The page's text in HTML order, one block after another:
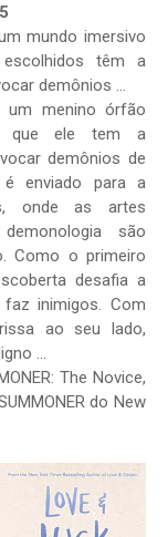
mundo imersivo
têm a
demônios ...
um menino órfão
que ele tem a
demônios de
enviado para a
onde as artes
são
Como o primeiro
desafia a
inimigos. Com
ao seu lado,
...
The Novice,
do New